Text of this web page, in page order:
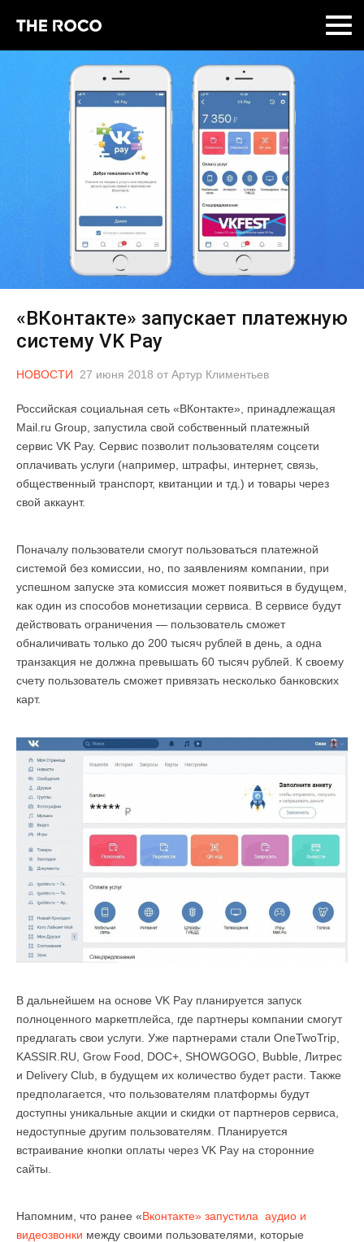
«ВКонтакте» запускает платежную
систему VK Pay
НОВОСТИ 27 июня 2018 от Артур Климентьев
Российская социальная сеть «ВКонтакте», принадлежащая
Mail.ru Group, запустила свой собственный платежный
сервис VK Pay. Сервис позволит пользователям соцсети
оплачивать услуги (например, штрафы, интернет, связь,
общественный транспорт, квитанции и тд.) и товары через
свой аккаунт.
Поначалу пользователи смогут пользоваться платежной
системой без комиссии, но, по заявлениям компании, при
успешном запуске эта комиссия может появиться в будущем,
как один из способов монетизации сервиса. В сервисе будут
действовать ограничения — пользователь сможет
обналичивать только до 200 тысяч рублей в день, а одна
транзакция не должна превышать 60 тысяч рублей. К своему
счету пользователь сможет привязать несколько банковских
карт.
В дальнейшем на основе VK Pay планируется запуск
полноценного маркетплейса, где партнеры компании смогут
предлагать свои услуги. Уже партнерами стали OneTwoTrip,
KASSIR.RU, Grow Food, DOC+, SHOWGOGO, Bubble, Литрес
и Delivery Club, в будущем их количество будет расти. Также
предполагается, что пользователям платформы будут
доступны уникальные акции и скидки от партнеров сервиса,
недоступные другим пользователям. Планируется
встраивание кнопки оплаты через VK Pay на сторонние
сайты.
Напомним, что ранее «Вконтакте» запустила аудио и
видеозвонки между своими пользователями, которые